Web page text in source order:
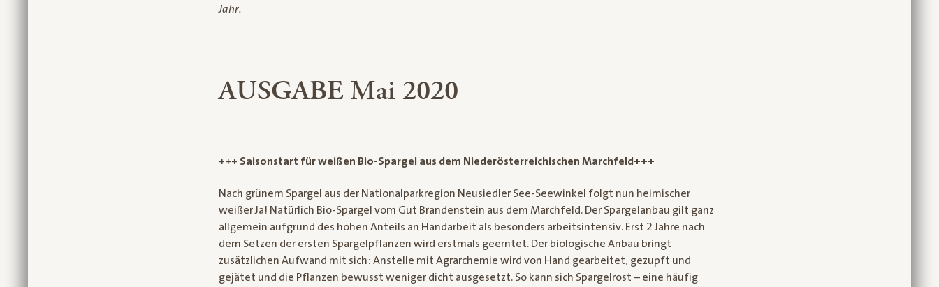
Jahr.
AUSGABE Mai 2020
+++ Saisonstart für weißen Bio-Spargel aus dem Niederösterreichischen Marchfeld+++
Nach grünem Spargel aus der Nationalparkregion Neusiedler See-Seewinkel folgt nun heimischer
weißer Ja! Natürlich Bio-Spargel vom Gut Brandenstein aus dem Marchfeld. Der Spargelanbau gilt ganz
allgemein aufgrund des hohen Anteils an Handarbeit als besonders arbeitsintensiv. Erst 2 Jahre nach
dem Setzen der ersten Spargelpflanzen wird erstmals geerntet. Der biologische Anbau bringt
zusätzlichen Aufwand mit sich: Anstelle mit Agrarchemie wird von Hand gearbeitet, gezupft und
gejätet und die Pflanzen bewusst weniger dicht ausgesetzt. So kann sich Spargelrost – eine häufig